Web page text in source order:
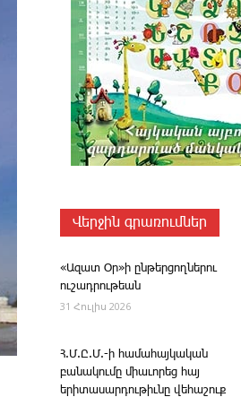
Վերջին գրառումներ
«Ազատ Օր»ի ընթերցողներու
ուշադրութեան
31 Հուլիս 2026
Հ.Մ.Ը.Մ.-ի համահայկական
բանակումը միաւորեց հայ
երիտասարդութիւնը վեհաշուք